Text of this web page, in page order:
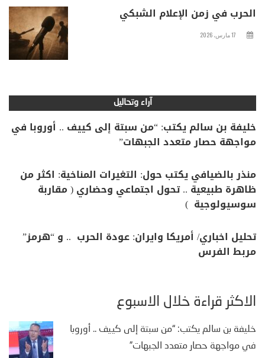
الحرب في زمن الإعلام الشبكي
17 مارس، 2026
آراء وتحاليل
خليفة بن سالم يكتب: “من سبتة إلى كييف .. أوروبا في
مواجهة حصار متعدد الجبهات”
منذر بالضيافي يكتب حول: التغيرات المناخية: اكثر من
ظاهرة طبيعية .. تحول اجتماعي وحضاري ( مقاربة
سوسيولوجية )
تحليل اخباري/ أمريكا وايران: عودة الحرب .. و “هرمز”
مربط الفرس
الأكثر قراءة خلال الأسبوع
خليفة بن سالم يكتب: “من سبتة إلى كييف .. أوروبا
في مواجهة حصار متعدد الجبهات”